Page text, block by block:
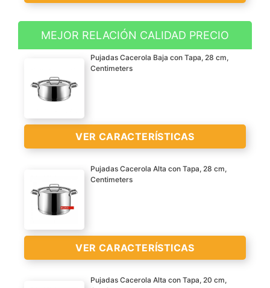
Elegante y atractivo
diseño en acero
inoxidable
Asas en acero inoxidable
sandwich All-Over
difusión del calor, más
rápida y uniforme hasta
los bordes
todo tipo de cocinas
VER
MEJOR RELACIÓN CALIDAD PRECIO
Pujadas Cacerola Baja con Tapa, 28 cm,
Centimeters
VER CARACTERÍSTICAS
Elegante y atractivo
diseño en acero
Pujadas Cacerola Alta con Tapa, 28 cm,
Centimeters
VER CARACTERÍSTICAS
Pujadas Cacerola Alta con Tapa, 20 cm,